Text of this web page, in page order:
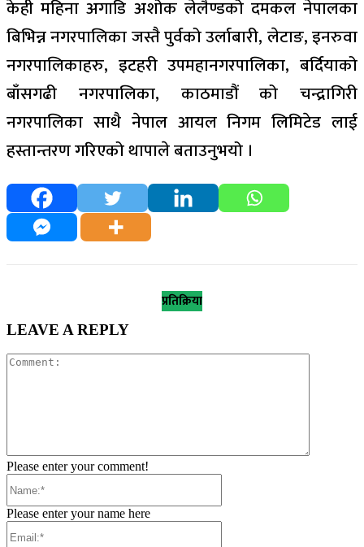
केही महिना अगाडि अशोक लेलैण्डको दमकल नेपालका
बिभिन्न नगरपालिका जस्तै पुर्वको उर्लाबारी, लेटाङ, इनरुवा
नगरपालिकाहरु, इटहरी उपमहानगरपालिका, बर्दियाको
बाँसगढी नगरपालिका, काठमाडौं को चन्द्रागिरी
नगरपालिका साथै नेपाल आयल निगम लिमिटेड लाई
हस्तान्तरण गरिएको थापाले बताउनुभयो ।
प्रतिक्रिया
LEAVE A REPLY
Please enter your comment!
Please enter your name here